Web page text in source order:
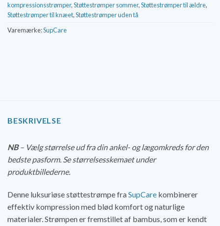
kompressionsstrømper,Støttestrømper sommer,Støttestrømper til ældre,
Støttestrømper til knæet,Støttestrømper uden tå
Varemærke:SupCare
BESKRIVELSE
NB– Vælg størrelse ud fra din ankel- og lægomkreds for den
bedste pasform. Se størrelsesskemaet under
produktbillederne.
Denne luksuriøse støttestrømpe fraSupCare kombinerer
effektiv kompression med blød komfort og naturlige
materialer. Strømpen er fremstillet af bambus, som er kendt